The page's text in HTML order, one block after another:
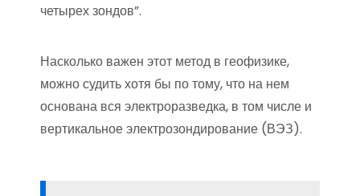
четырех зондов”.
Насколько важен этот метод в геофизике,
можно судить хотя бы по тому, что на нем
основана вся электроразведка, в том числе и
вертикальное электрозондирование (ВЭЗ).